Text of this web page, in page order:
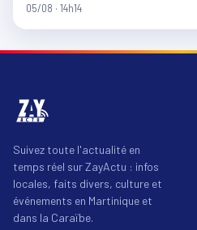
05/08 · 14h14
Suivez toute l'actualité en
temps réel sur ZayActu : infos
locales, faits divers, culture et
événements en Martinique et
dans la Caraïbe.